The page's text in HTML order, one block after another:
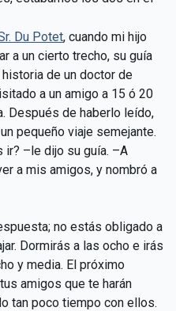
Du Potet, cuando mi hijo
a un cierto trecho, su guía
de un doctor de
a un amigo a 15 ó 20
Después de haberlo leído,
pequeño viaje semejante.
ir? –le dijo su guía. –A
a mis amigos, y nombró a
no estás obligado a
Dormirás a las ocho e irás
y media. El próximo
amigos que te harán
tan poco tiempo con ellos.